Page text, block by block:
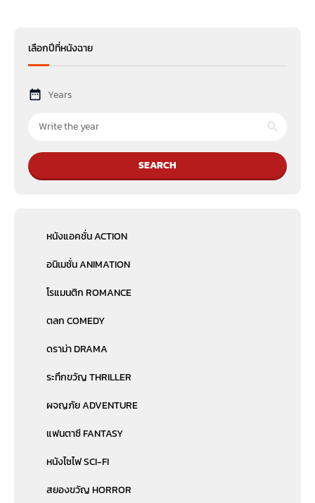
เลือกปีที่หนังฉาย
Years
SEARCH
หนังแอคชั่น ACTION
อนิเมชั่น ANIMATION
โรแมนติก ROMANCE
ตลก COMEDY
ดราม่า DRAMA
ระทึกขวัญ THRILLER
ผจญภัย ADVENTURE
แฟนตาซี FANTASY
หนังไซไฟ SCI-FI
สยองขวัญ HORROR